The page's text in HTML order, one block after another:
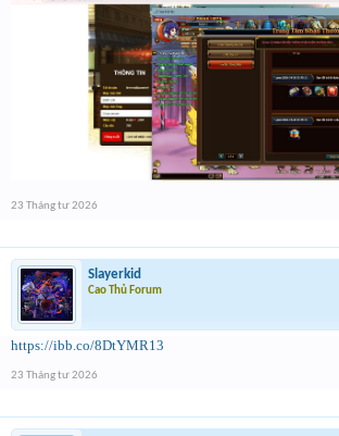
23 Tháng tư 2026
Slayerkid
Cao Thủ Forum
https://ibb.co/8DtYMR13
23 Tháng tư 2026